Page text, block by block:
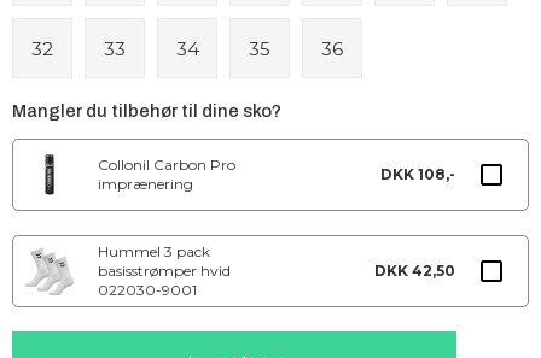
32 33 34 35 36
Mangler du tilbehør til dine sko?
Collonil Carbon Pro
imprænering
DKK 108,-
Hummel 3 pack
basisstrømper hvid
022030-9001
DKK 42,50